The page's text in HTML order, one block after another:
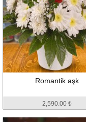
Romantik aşk
2,590.00 ₺